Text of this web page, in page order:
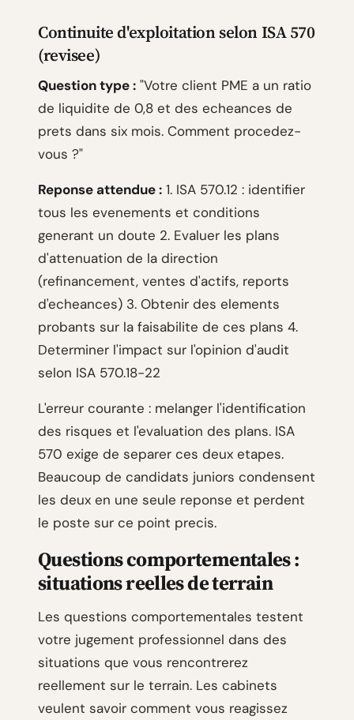
Continuite d'exploitation selon ISA 570
(revisee)
Question type : "Votre client PME a un ratio
de liquidite de 0,8 et des echeances de
prets dans six mois. Comment procedez-
vous ?"
Reponse attendue : 1. ISA 570.12 : identifier
tous les evenements et conditions
generant un doute 2. Evaluer les plans
d'attenuation de la direction
(refinancement, ventes d'actifs, reports
d'echeances) 3. Obtenir des elements
probants sur la faisabilite de ces plans 4.
Determiner l'impact sur l'opinion d'audit
selon ISA 570.18-22
L'erreur courante : melanger l'identification
des risques et l'evaluation des plans. ISA
570 exige de separer ces deux etapes.
Beaucoup de candidats juniors condensent
les deux en une seule reponse et perdent
le poste sur ce point precis.
Questions comportementales :
situations reelles de terrain
Les questions comportementales testent
votre jugement professionnel dans des
situations que vous rencontrerez
reellement sur le terrain. Les cabinets
veulent savoir comment vous reagissez